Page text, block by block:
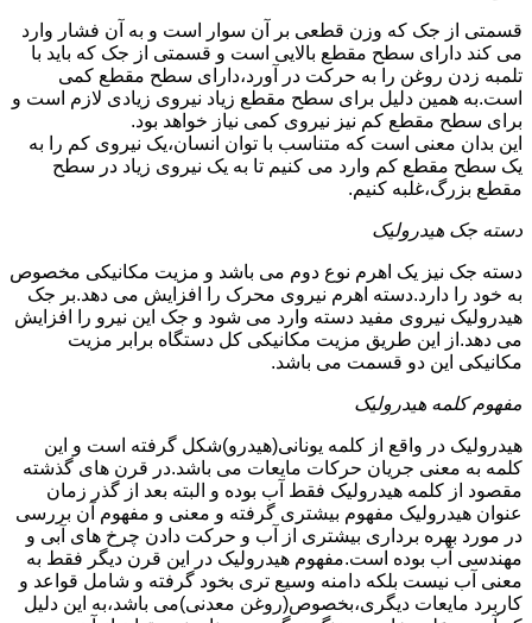
قسمتی از جک که وزن قطعی بر آن سوار است و به آن فشار وارد
می کند دارای سطح مقطع بالایی است و قسمتی از جک که باید با
تلمبه زدن روغن را به حرکت در آورد،دارای سطح مقطع کمی
است.به همین دلیل برای سطح مقطع زیاد نیروی زیادی لازم است و
برای سطح مقطع کم نیز نیروی کمی نیاز خواهد بود.
این بدان معنی است که متناسب با توان انسان،یک نیروی کم را به
یک سطح مقطع کم وارد می کنیم تا به یک نیروی زیاد در سطح
مقطع بزرگ،غلبه کنیم.
دسته جک هیدرولیک
دسته جک نیز یک اهرم نوع دوم می باشد و مزیت مکانیکی مخصوص
به خود را دارد.دسته اهرم نیروی محرک را افزایش می دهد.بر جک
هیدرولیک نیروی مفید دسته وارد می شود و جک این نیرو را افزایش
می دهد.از این طریق مزیت مکانیکی کل دستگاه برابر مزیت
مکانیکی این دو قسمت می باشد.
مفهوم کلمه هیدرولیک
هیدرولیک در واقع از کلمه یونانی(هیدرو)شکل گرفته است و این
کلمه به معنی جریان حرکات مایعات می باشد.در قرن های گذشته
مقصود از کلمه هیدرولیک فقط آب بوده و البته بعد از گذر زمان
عنوان هیدرولیک مفهوم بیشتری گرفته و معنی و مفهوم آن بررسی
در مورد بهره برداری بیشتری از آب و حرکت دادن چرخ های آبی و
مهندسی آب بوده است.مفهوم هیدرولیک در این قرن دیگر فقط به
معنی آب نیست بلکه دامنه وسیع تری بخود گرفته و شامل قواعد و
کاربرد مایعات دیگری،بخصوص(روغن معدنی)می باشد،به این دلیل